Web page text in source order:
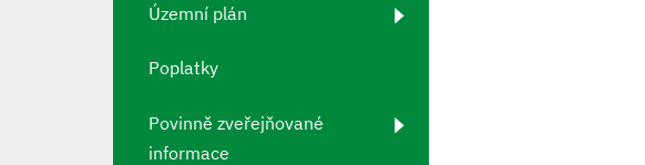
Územní plán
Poplatky
Povinně zveřejňované
informace